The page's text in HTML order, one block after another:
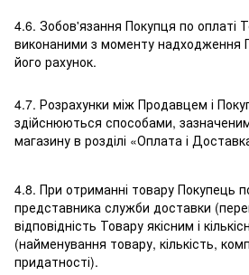
4.6. Зобов'язання Покупця по оплаті
виконаними з моменту надходження
його рахунок.
4.7. Розрахунки між Продавцем і
здійснюються способами,
магазину в розділі «Оплата і
4.8. При отриманні товару Покупець
представника служби доставки
відповідність Товару якісним і
(найменування товару, кількість,
придатності).